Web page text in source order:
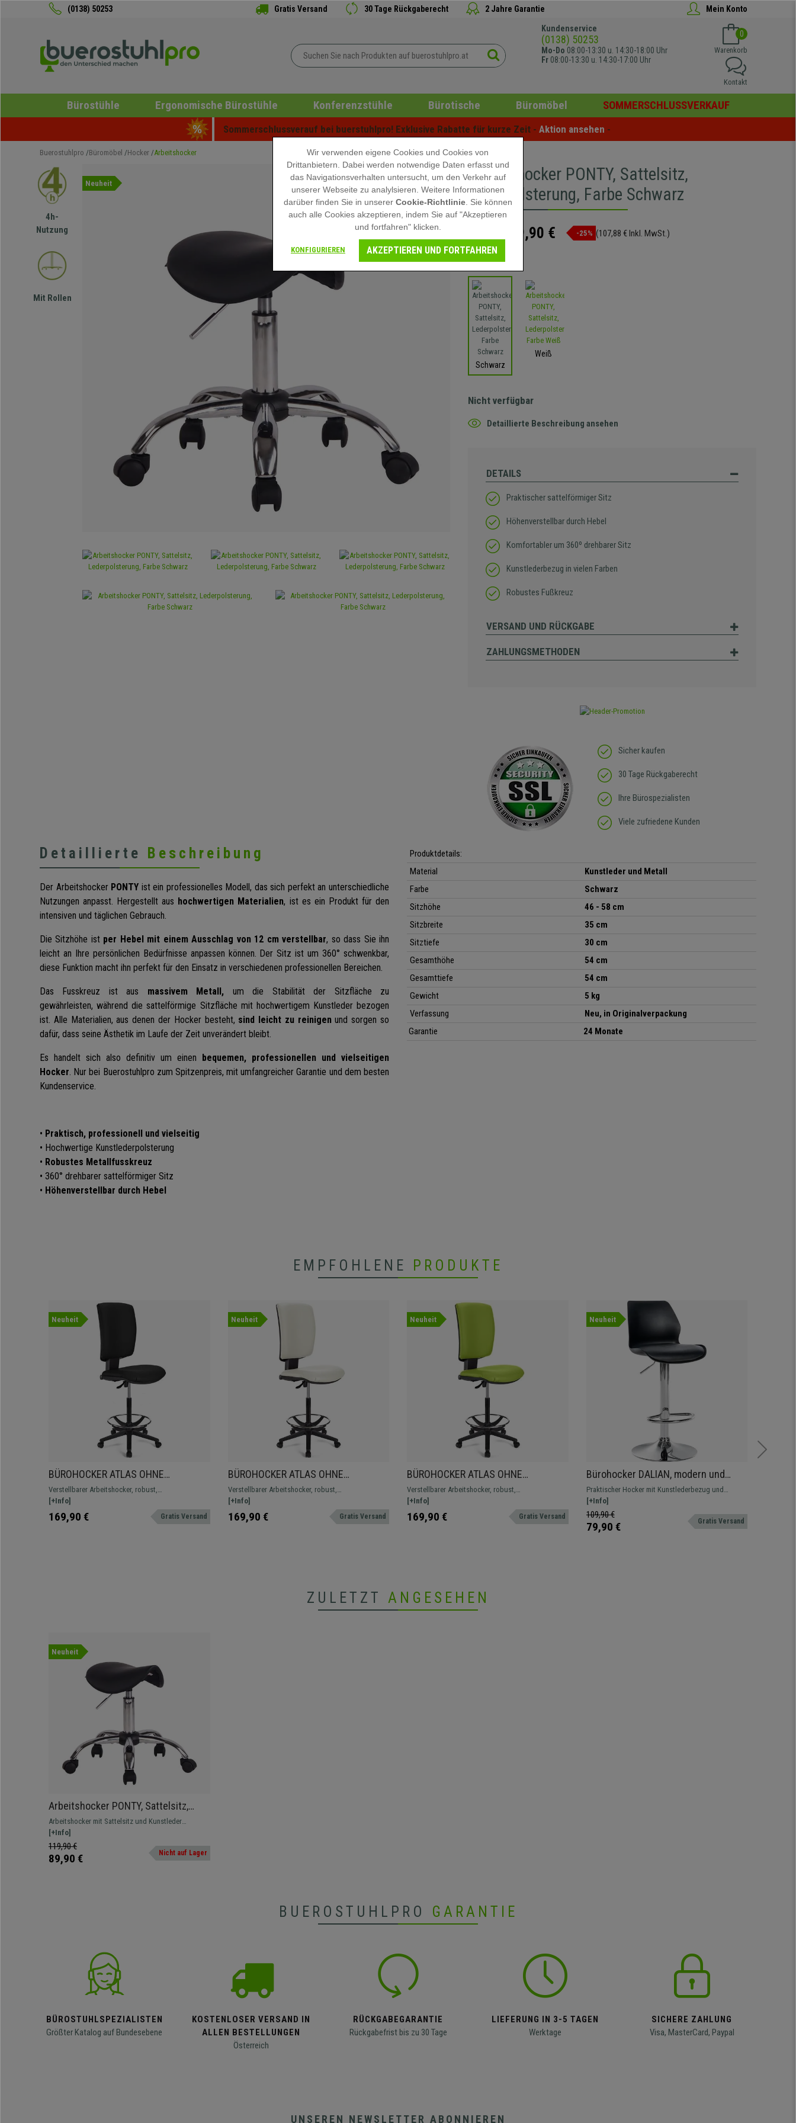
(0138) 50253 Gratis Versand 30 Tage Rückgaberecht 2 Jahre Garantie Mein Konto
Kundenservice
(0138) 50253
Mo-Do 08:00-13:30 u. 14:30-18:00 Uhr
Fr 08:00-13:30 u. 14:30-17:00 Uhr
0
Warenkorb
Kontakt
Bürostühle Ergonomische Bürostühle Konferenzstühle Bürotische Büromöbel SOMMERSCHLUSSVERKAUF
Sommerschlussverauf bei buerstuhlpro! Exklusive Rabatte für kurze Zeit - Aktion ansehen -
Buerostuhlpro Büromöbel Hocker Arbeitshocker
4h-
Nutzung
Mit Rollen
Neuheit
Arbeitshocker PONTY, Sattelsitz,
Lederpolsterung, Farbe Schwarz
89,90 € -25% (107,88 € Inkl. MwSt.)
Nicht auf Lager
Schwarz
Weiß
Nicht verfügbar
Detaillierte Beschreibung ansehen
DETAILS
Praktischer sattelförmiger Sitz
Höhenverstellbar durch Hebel
Komfortabler um 360º drehbarer Sitz
Kunstlederbezug in vielen Farben
Robustes Fußkreuz
VERSAND UND RÜCKGABE
ZAHLUNGSMETHODEN
Sicher kaufen
30 Tage Rückgaberecht
Ihre Bürospezialisten
Viele zufriedene Kunden
Detaillierte Beschreibung
Der Arbeitshocker PONTY ist ein professionelles Modell, das sich perfekt an unterschiedliche
Nutzungen anpasst. Hergestellt aus hochwertigen Materialien, ist es ein Produkt für den
intensiven und täglichen Gebrauch.
Die Sitzhöhe istper Hebel mit einem Ausschlag von 12 cm verstellbar, so dass Sie ihn
leicht an Ihre persönlichen Bedürfnisse anpassen können. Der Sitz ist um 360° schwenkbar,
diese Funktion macht ihn perfekt für den Einsatz in verschiedenen professionellen Bereichen.
Das Fusskreuz ist aus massivem Metall, um die Stabilität der Sitzfläche zu
gewährleisten, während die sattelförmige Sitzfläche mit hochwertigem Kunstleder bezogen
ist. Alle Materialien, aus denen der Hocker besteht, sind leicht zu reinigenund sorgen so
dafür, dass seine Ästhetik im Laufe der Zeit unverändert bleibt.
Es handelt sich also definitiv um einen bequemen, professionellen und vielseitigen
Hocker. Nur bei Buerostuhlpro zum Spitzenpreis, mit umfangreicher Garantie und dem besten
Kundenservice.
• Praktisch, professionell und vielseitig
• Hochwertige Kunstlederpolsterung
• Robustes Metallfusskreuz
• 360° drehbarer sattelförmiger Sitz
• Höhenverstellbar durch Hebel
Produktdetails:
Material
Kunstleder und Metall
Farbe
Schwarz
Sitzhöhe
46 - 58 cm
Sitzbreite
35 cm
Sitztiefe
30 cm
Gesamthöhe
54 cm
Gesamttiefe
54 cm
Gewicht
5 kg
Verfassung
Neu, in Originalverpackung
Garantie
24 Monate
EMPFOHLENE PRODUKTE
Neuheit
BÜROHOCKER ATLAS OHNE
ARMLEHNEN LEDER, verstellbare
Rückenlehne, dicke Polsterung, Farbe
Schwarz
Verstellbarer Arbeitshocker, robust,
widerstandsfähig und bequem, in verschiedenen
Farben und Verarbeitungen erhältlich.
[+Info]
169,90 € Gratis Versand
Neuheit
BÜROHOCKER ATLAS OHNE
ARMLEHNEN LEDER, verstellbare
Rückenlehne, dicke Polsterung, Farbe
Weiß
Verstellbarer Arbeitshocker, robust,
widerstandsfähig und bequem, in verschiedenen
Farben und Verarbeitungen erhältlich.
[+Info]
169,90 € Gratis Versand
Neuheit
BÜROHOCKER ATLAS OHNE
ARMLEHNEN LEDER, verstellbare
Rückenlehne, dicke Polsterung, Farbe
Grün
Verstellbarer Arbeitshocker, robust,
widerstandsfähig und bequem, in verschiedenen
Farben und Verarbeitungen erhältlich.
[+Info]
169,90 € Gratis Versand
Neuheit
Bürohocker DALIAN, modern und
vielseitig, Trompetenfuß, Kunstleder,
Farbe Schwarz
Praktischer Hocker mit Kunstlederbezug und
gepolstertem Sitz. Hohe Belastbarkeit bis zu 150 kg
[+Info]
109,90 €
79,90 € Gratis Versand
ZULETZT ANGESEHEN
Neuheit
Arbeitshocker PONTY, Sattelsitz,
Lederpolsterung, Farbe Schwarz
Arbeitshocker mit Sattelsitz und Kunstleder
bezogen. Höhenverstellbar und bequemer um 360°
drehbarer Sitz.
[+Info]
119,90 €
89,90 € Nicht auf Lager
BUEROSTUHLPRO GARANTIE
BÜROSTUHLSPEZIALISTEN
Größter Katalog auf Bundesebene
KOSTENLOSER VERSAND IN
ALLEN BESTELLUNGEN
Österreich
RÜCKGABEGARANTIE
Rückgabefrist bis zu 30 Tage
LIEFERUNG IN 3-5 TAGEN
Werktage
SICHERE ZAHLUNG
Visa, MasterCard, Paypal
UNSEREN NEWSLETTER ABONNIEREN
Wir verwenden eigene Cookies und Cookies von
Drittanbietern. Dabei werden notwendige Daten erfasst und
das Navigationsverhalten untersucht, um den Verkehr auf
unserer Webseite zu analylsieren. Weitere Informationen
darüber finden Sie in unserer Cookie-Richtlinie. Sie können
auch alle Cookies akzeptieren, indem Sie auf "Akzeptieren
und fortfahren" klicken.
KONFIGURIEREN AKZEPTIEREN UND FORTFAHREN